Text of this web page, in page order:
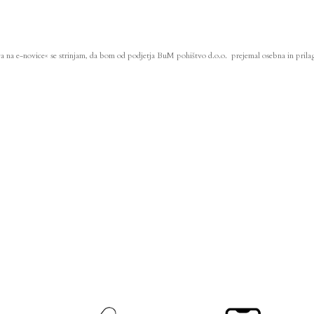
na e-novice« se strinjam, da bom od podjetja BuM pohištvo d.o.o. prejemal osebna in